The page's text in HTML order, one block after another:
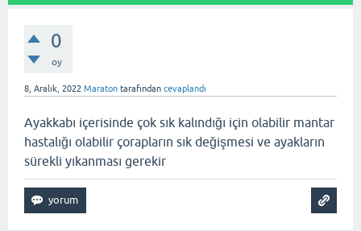
0
oy
8, Aralık, 2022 Maraton tarafından cevaplandı
Ayakkabı içerisinde çok sık kalındığı için olabilir mantar
hastalığı olabilir çorapların sık değişmesi ve ayakların
sürekli yıkanması gerekir